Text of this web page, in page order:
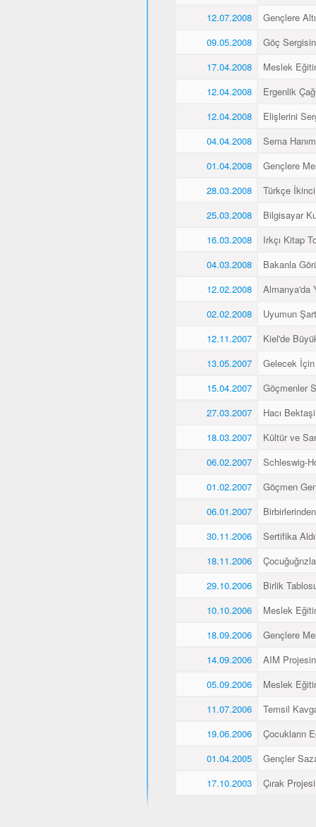
12.07.2008
Gençlere
09.05.2008
Göç
17.04.2008
Meslek
12.04.2008
Ergenlik
12.04.2008
Elişlerini
04.04.2008
Sema
01.04.2008
Gençlere
28.03.2008
Türkçe
25.03.2008
Bilgisayar
16.03.2008
Irkçı Kitap
04.03.2008
Bakanla
12.02.2008
Almanya'da
02.02.2008
Uyumun
12.11.2007
Kiel'de
13.05.2007
Gelecek
15.04.2007
Göçmenler
27.03.2007
Hacı
18.03.2007
Kültür ve
06.02.2007
Schleswig-
01.02.2007
Göçmen
06.01.2007
30.11.2006
Sertifika
18.11.2006
29.10.2006
Birlik
10.10.2006
Meslek
18.09.2006
Gençlere
14.09.2006
AIM
05.09.2006
Meslek
11.07.2006
Temsil
19.06.2006
Çocukların
01.04.2005
Gençler
17.10.2003
Çırak